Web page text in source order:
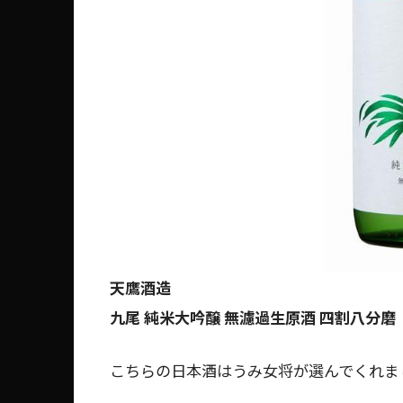
天鷹酒造
九尾 純米大吟醸 無濾過生原酒 四割八分磨
こちらの日本酒はうみ女将が選んでくれ